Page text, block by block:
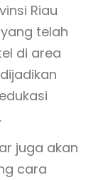
Riau
telah
di area
juga akan
cara